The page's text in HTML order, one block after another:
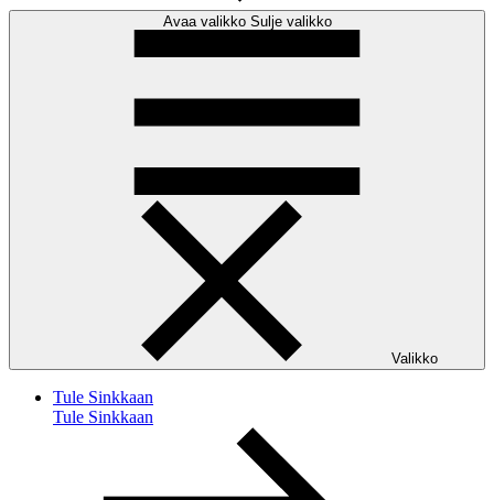
Avaa valikko Sulje valikko
Valikko
Tule Sinkkaan
Tule Sinkkaan